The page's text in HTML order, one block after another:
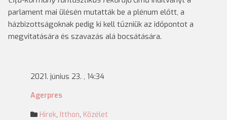
parlament mai ülésén mutatták be a plénum előtt, a
házbizottságoknak pedig ki kell tűzniük az időpontot a
megvitatására és szavazás alá bocsátására.
2021. június 23. , 14:34
Agerpres
Hírek, Itthon, Közélet